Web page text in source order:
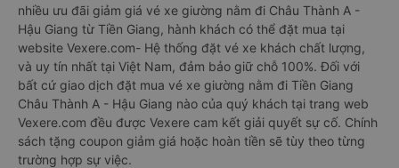
nhiều ưu đãi giảm giá vé xe giường nằm đi Châu Thành A -
Hậu Giang từ Tiền Giang, hành khách có thể đặt mua tại
website Vexere.com- Hệ thống đặt vé xe khách chất lượng,
và uy tín nhất tại Việt Nam, đảm bảo giữ chỗ 100%. Đối với
bất cứ giao dịch đặt mua vé xe giường nằm đi Tiền Giang
Châu Thành A - Hậu Giang nào của quý khách tại trang web
Vexere.com đều được Vexere cam kết giải quyết sự cố. Chính
sách tặng coupon giảm giá hoặc hoàn tiền sẽ tùy theo từng
trường hợp sự việc.